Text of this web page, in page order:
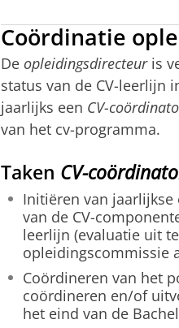
Coördinatie
De opleidingsdirecteuris
status van de CV-leerlijn
jaarlijks een CV-
van het cv-programma.
Taken CV-
Initiëren van
van de CV-
leerlijn (evaluatie uit
opleidingscommissie
Coördineren van het
coördineren en/of
het eind van de